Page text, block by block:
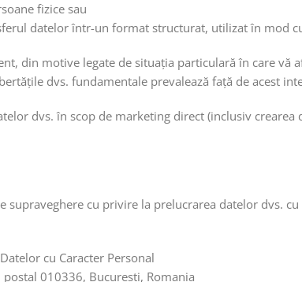
fizice sau
datelor într-un format structurat, utilizat în mod
din motive legate de situația particulară în care
dvs. fundamentale prevalează față de acest
dvs. în scop de marketing direct (inclusiv
cu privire la prelucrarea datelor dvs.
cu Caracter Personal
010336, București, Romania